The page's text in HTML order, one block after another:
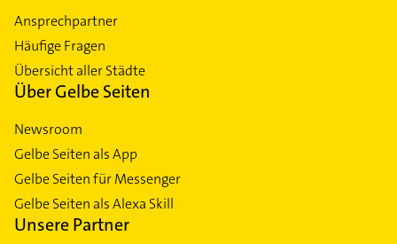
Ansprechpartner
Häufige Fragen
Übersicht aller Städte
Über Gelbe Seiten
Newsroom
Gelbe Seiten als App
Gelbe Seiten für Messenger
Gelbe Seiten als Alexa Skill
Unsere Partner